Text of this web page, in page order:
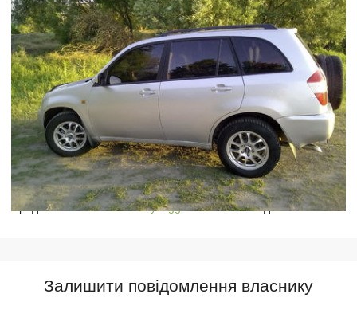
Предлагаю обмен наChery Tiggo 2008г.с моей доплатой
Залишити повідомлення власнику